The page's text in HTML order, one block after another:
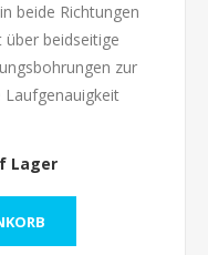
beide Richtungen
über beidseitige
zur
Lager